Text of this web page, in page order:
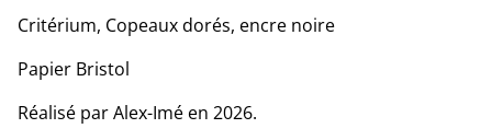
Critérium, Copeaux dorés, encre noire
Papier Bristol
Réalisé par Alex-Imé en 2026.